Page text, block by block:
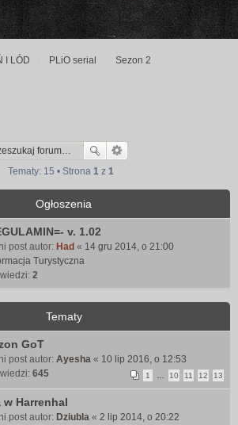
I LÓD PLiO serial Sezon 2
Tematy: 15 • Strona 1 z 1
Ogłoszenia
v. 1.02
post autor: Had « 14 gru 2014, o 21:00
Turystyczna
2
Tematy
GoT
post autor: Ayesha « 10 lip 2016, o 12:53
645 1 10 11 12 13
w Harrenhal
post autor: Dziubla « 2 lip 2014, o 20:22